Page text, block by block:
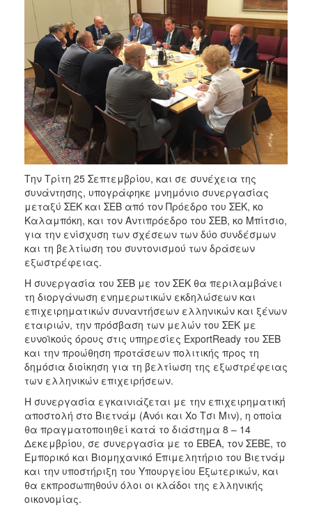
Την Τρίτη 25 Σεπτεμβρίου, και σε συνέχεια της
συνάντησης, υπογράφηκε μνημόνιο συνεργασίας
μεταξύ ΣΕΚ και ΣΕΒ από τον Πρόεδρο του ΣΕΚ, κο
Καλαμπόκη, και τον Αντιπρόεδρο του ΣΕΒ, κο Μπίτσιο,
για την ενίσχυση των σχέσεων των δύο συνδέσμων
και τη βελτίωση του συντονισμού των δράσεων
εξωστρέφειας.
Η συνεργασία του ΣΕΒ με τον ΣΕΚ θα περιλαμβάνει
τη διοργάνωση ενημερωτικών εκδηλώσεων και
επιχειρηματικών συναντήσεων ελληνικών και ξένων
εταιριών, την πρόσβαση των μελών του ΣΕΚ με
ευνοϊκούς όρους στις υπηρεσίες ExportReady του ΣΕΒ
και την προώθηση προτάσεων πολιτικής προς τη
δημόσια διοίκηση για τη βελτίωση της εξωστρέφειας
των ελληνικών επιχειρήσεων.
Η συνεργασία εγκαινιάζεται με την επιχειρηματική
αποστολή στο Βιετνάμ (Ανόι και Χο Τσι Μιν), η οποία
θα πραγματοποιηθεί κατά το διάστημα 8 – 14
Δεκεμβρίου, σε συνεργασία με το ΕΒΕΑ, τον ΣΕΒΕ, το
Εμπορικό και Βιομηχανικό Επιμελητήριο του Βιετνάμ
και την υποστήριξη του Υπουργείου Εξωτερικών, και
θα εκπροσωπηθούν όλοι οι κλάδοι της ελληνικής
οικονομίας.